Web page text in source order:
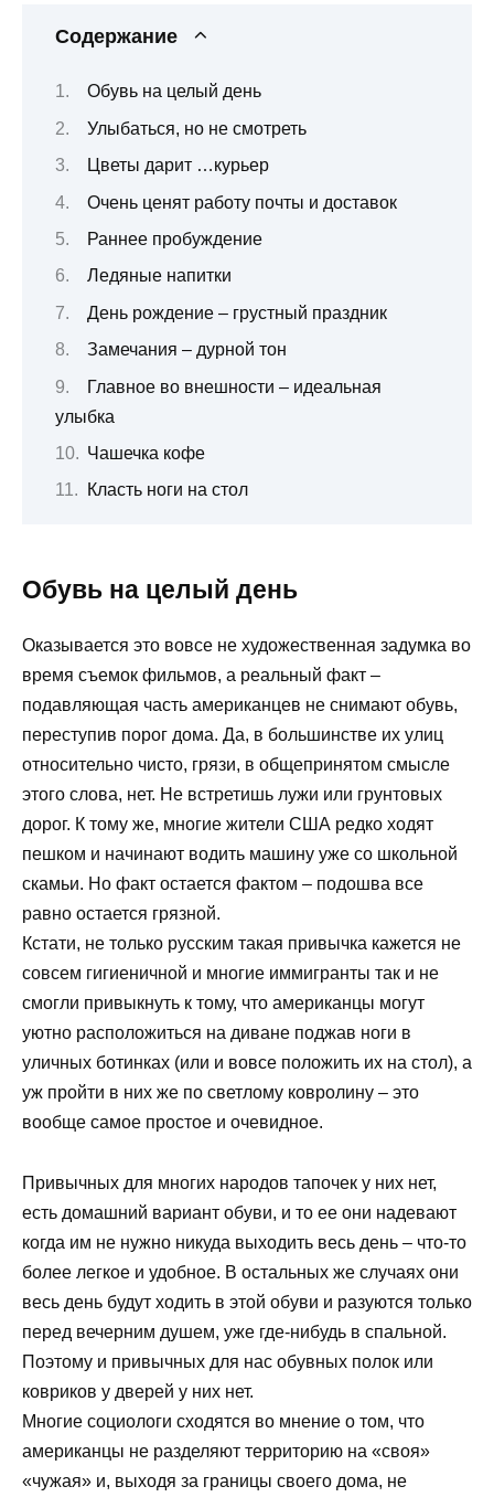
Содержание
Обувь на целый день
Улыбаться, но не смотреть
Цветы дарит …курьер
Очень ценят работу почты и доставок
Раннее пробуждение
Ледяные напитки
День рождение – грустный праздник
Замечания – дурной тон
Главное во внешности – идеальная
улыбка
Чашечка кофе
Класть ноги на стол
Обувь на целый день
Оказывается это вовсе не художественная задумка во
время съемок фильмов, а реальный факт –
подавляющая часть американцев не снимают обувь,
переступив порог дома. Да, в большинстве их улиц
относительно чисто, грязи, в общепринятом смысле
этого слова, нет. Не встретишь лужи или грунтовых
дорог. К тому же, многие жители США редко ходят
пешком и начинают водить машину уже со школьной
скамьи. Но факт остается фактом – подошва все
равно остается грязной.
Кстати, не только русским такая привычка кажется не
совсем гигиеничной и многие иммигранты так и не
смогли привыкнуть к тому, что американцы могут
уютно расположиться на диване поджав ноги в
уличных ботинках (или и вовсе положить их на стол), а
уж пройти в них же по светлому ковролину – это
вообще самое простое и очевидное.
Привычных для многих народов тапочек у них нет,
есть домашний вариант обуви, и то ее они надевают
когда им не нужно никуда выходить весь день – что-то
более легкое и удобное. В остальных же случаях они
весь день будут ходить в этой обуви и разуются только
перед вечерним душем, уже где-нибудь в спальной.
Поэтому и привычных для нас обувных полок или
ковриков у дверей у них нет.
Многие социологи сходятся во мнение о том, что
американцы не разделяют территорию на «своя»
«чужая» и, выходя за границы своего дома, не